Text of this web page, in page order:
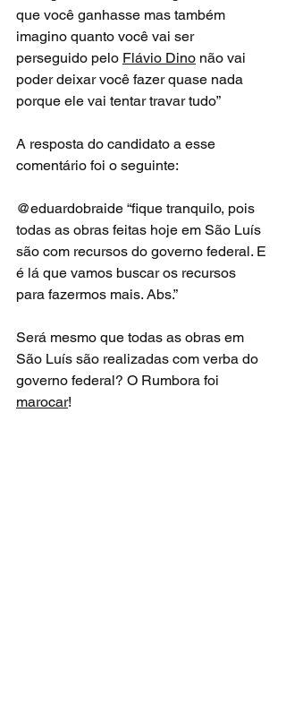
que você ganhasse mas também
imagino quanto você vai ser
perseguido pelo Flávio Dino não vai
poder deixar você fazer quase nada
porque ele vai tentar travar tudo”
A resposta do candidato a esse
comentário foi o seguinte:
@eduardobraide “fique tranquilo, pois
todas as obras feitas hoje em São Luís
são com recursos do governo federal. E
é lá que vamos buscar os recursos
para fazermos mais. Abs.”
Será mesmo que todas as obras em
São Luís são realizadas com verba do
governo federal? O Rumbora foi
marocar!